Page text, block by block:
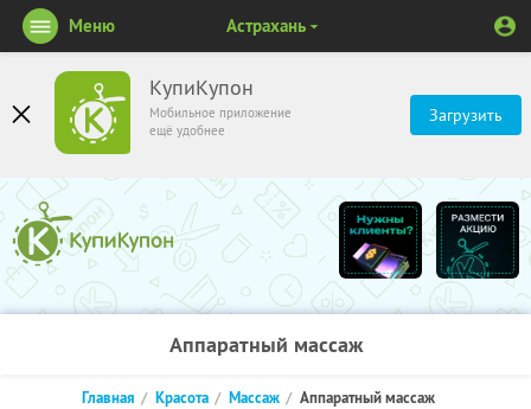
КупиКупон
Мобильное приложение
ещё удобнее
Загрузить
Меню Астрахань
Аппаратный массаж
Главная Красота Массаж Аппаратный массаж